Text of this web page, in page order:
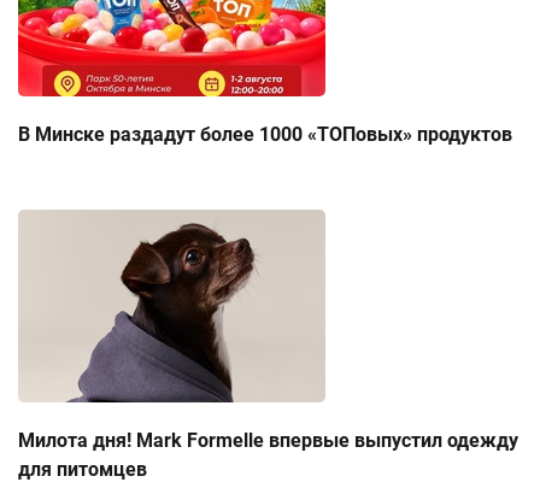
В Минске раздадут более 1000 «ТОПовых» продуктов
Милота дня! Mark Formelle впервые выпустил одежду
для питомцев